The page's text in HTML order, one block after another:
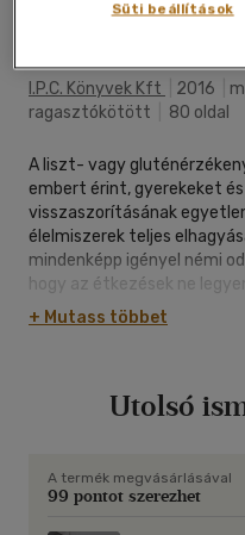
I.p.c. Könyvek Kft 2016
ragasztókötött
80 oldal
A liszt- vagy
embert érint, gyerekeket
visszaszorításának
élelmiszerek teljes
mindenképp igényel némi
hogy az étkezések ne
szerencsére számos
helyettesítő termék
varázsolhatunk az
hatást is gyakorolnak
A gyógyító szakács
+ Mutass többet
Utolsó
A termék megvásárlásával
99 pontot szerezhet
Süti beállítások